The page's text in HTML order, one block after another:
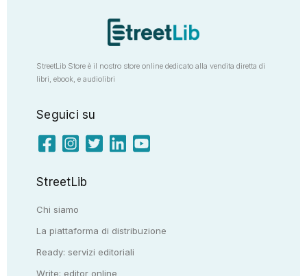
StreetLib Store è il nostro store online dedicato alla vendita diretta di
libri, ebook, e audiolibri
Seguici su
StreetLib
Chi siamo
La piattaforma di distribuzione
Ready: servizi editoriali
Write: editor online